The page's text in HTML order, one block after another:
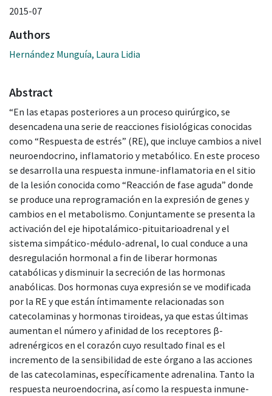
2015-07
Authors
Hernández Munguía, Laura Lidia
Abstract
“En las etapas posteriores a un proceso quirúrgico, se
desencadena una serie de reacciones fisiológicas conocidas
como “Respuesta de estrés” (RE), que incluye cambios a nivel
neuroendocrino, inflamatorio y metabólico. En este proceso
se desarrolla una respuesta inmune-inflamatoria en el sitio
de la lesión conocida como “Reacción de fase aguda” donde
se produce una reprogramación en la expresión de genes y
cambios en el metabolismo. Conjuntamente se presenta la
activación del eje hipotalámico-pituitarioadrenal y el
sistema simpático-médulo-adrenal, lo cual conduce a una
desregulación hormonal a fin de liberar hormonas
catabólicas y disminuir la secreción de las hormonas
anabólicas. Dos hormonas cuya expresión se ve modificada
por la RE y que están íntimamente relacionadas son
catecolaminas y hormonas tiroideas, ya que estas últimas
aumentan el número y afinidad de los receptores β-
adrenérgicos en el corazón cuyo resultado final es el
incremento de la sensibilidad de este órgano a las acciones
de las catecolaminas, específicamente adrenalina. Tanto la
respuesta neuroendocrina, así como la respuesta inmune-